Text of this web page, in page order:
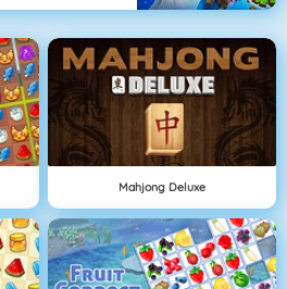
Mahjong Deluxe